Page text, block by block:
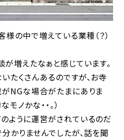
の中で増えている業種（？）
増えたなぁと感じています。
たくさんあるのですが、お寺
NGな場合がたまにありま
ノかな・・。）
ように運営がされているのだ
かりませんでしたが、話を聞